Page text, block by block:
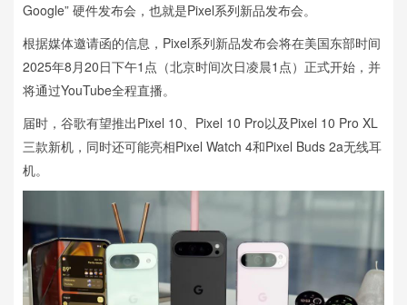
Google” 硬件发布会，也就是Pixel系列新品发布会。
根据媒体邀请函的信息，Pixel系列新品发布会将在美国东部时间
2025年8月20日下午1点（北京时间次日凌晨1点）正式开始，并
将通过YouTube全程直播。
届时，谷歌有望推出Pixel 10、Pixel 10 Pro以及Pixel 10 Pro XL
三款新机，同时还可能亮相Pixel Watch 4和Pixel Buds 2a无线耳
机。